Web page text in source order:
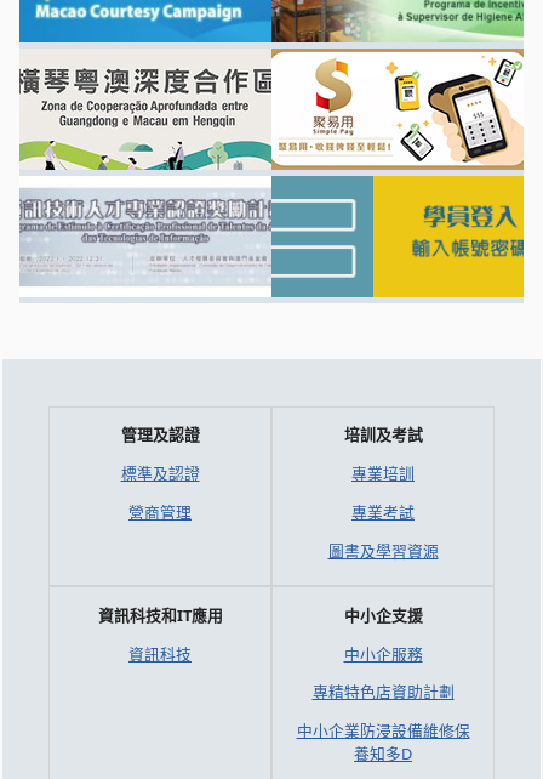
管理及認證
標準及認證
營商管理
培訓及考試
專業培訓
專業考試
圖書及學習資源
資訊科技和IT應用
資訊科技
中小企支援
中小企服務
專精特色店資助計劃
中小企業防浸設備維修保
養知多D